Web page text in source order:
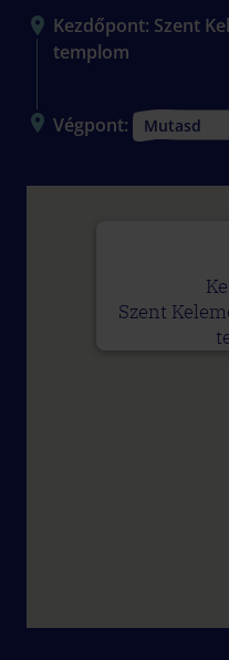
Kezdőpont: Szent
templom
Végpont: Mutasd
Szent